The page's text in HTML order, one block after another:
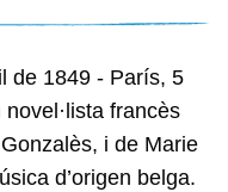
de 1849 - París, 5
francès
i de Marie
d’origen belga.